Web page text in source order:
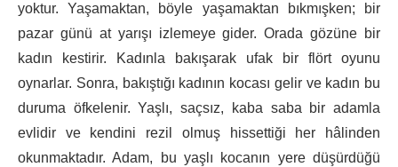
yoktur. Yaşamaktan, böyle yaşamaktan bıkmışken; bir
pazar günü at yarışı izlemeye gider. Orada gözüne bir
kadın kestirir. Kadınla bakışarak ufak bir flört oyunu
oynarlar. Sonra, bakıştığı kadının kocası gelir ve kadın bu
duruma öfkelenir. Yaşlı, saçsız, kaba saba bir adamla
evlidir ve kendini rezil olmuş hissettiği her hâlinden
okunmaktadır. Adam, bu yaşlı kocanın yere düşürdüğü